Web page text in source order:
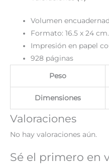
Volumen
Formato: 16.5 x 24 cm.
Impresión en papel
928 páginas
Peso
Dimensiones
Valoraciones
No hay valoraciones aún.
Sé el primero en